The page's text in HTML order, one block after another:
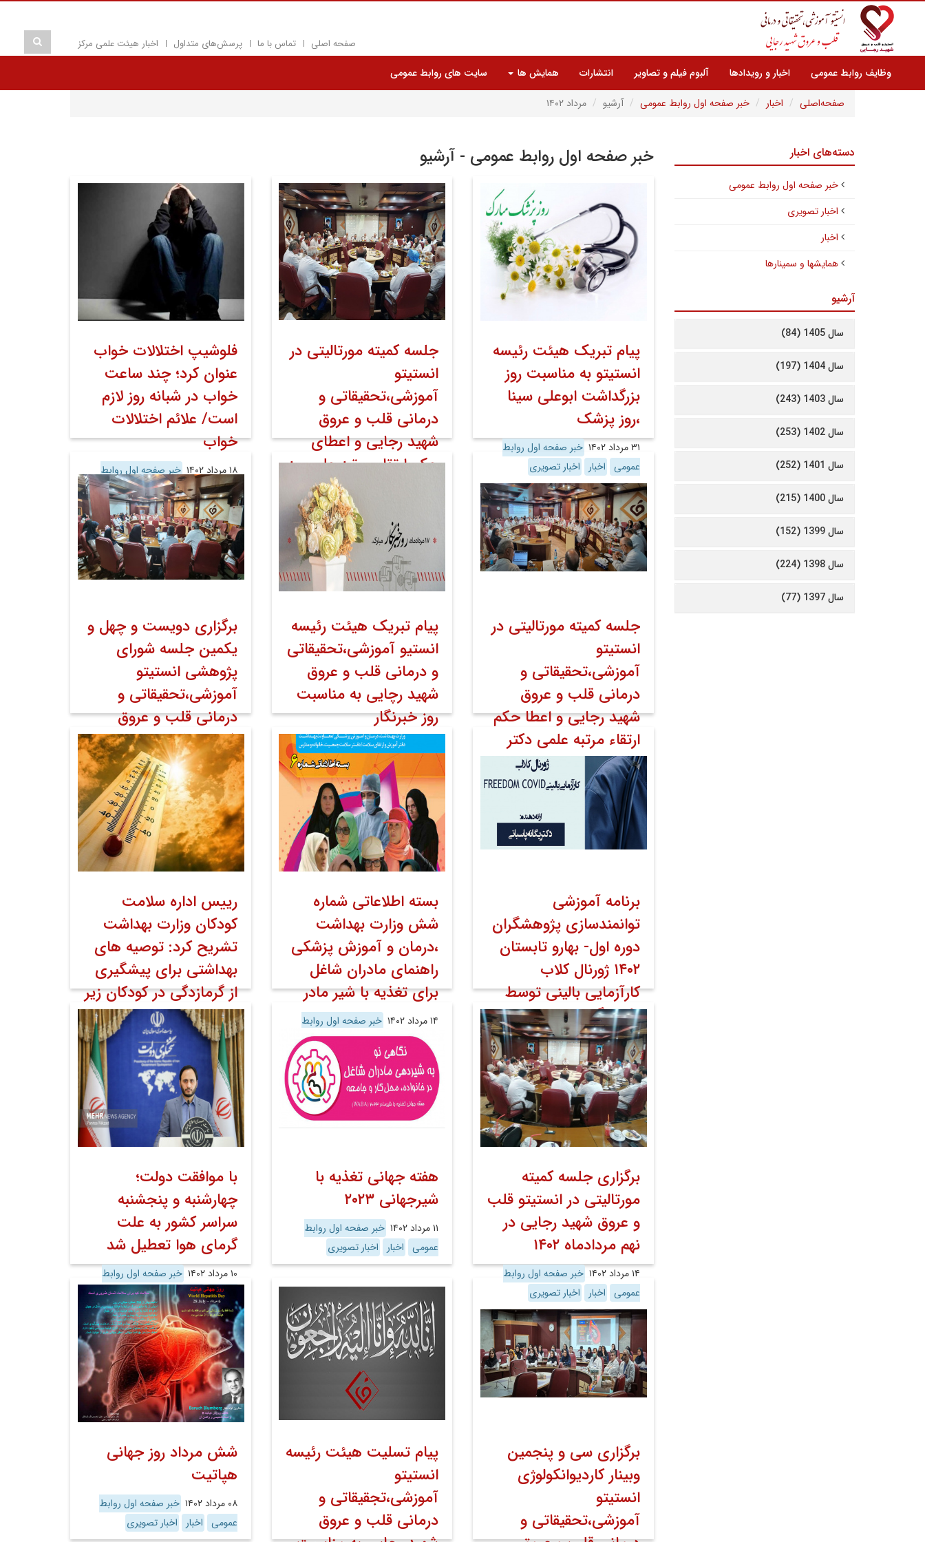
صفحه اصلی تماس با ما پرسش‌های متداول اخبار هیئت علمی مرکز
وظایف روابط عمومی اخبار و رویدادها آلبوم فیلم و تصاویر انتشارات همایش ها
سایت های روابط عمومی
صفحه‌اصلی
اخبار خبر صفحه اول روابط عمومی آرشیو مرداد ۱۴۰۲
خبر صفحه اول روابط عمومی - آرشیو
پیام تبریک هیئت رئیسه
انستیتو به مناسبت روز
بزرگداشت ابوعلی سینا
،روز پزشک
۳۱ مرداد ۱۴۰۲
خبر صفحه اول روابط
عمومی اخبار اخبار تصویری
جلسه کمیته مورتالیتی در
انستیتو
آموزشی،تحقیقاتی و
درمانی قلب و عروق
شهید رجایی و اعطای
حکم ارتقاء مرتبه علمی به
دکتر سید محمد دلیلی در
۳۰ مرداد ۱۴۰۲
خبر صفحه اول روابط
عمومی اخبار اخبار تصویری
فلوشیپ اختلالات خواب
عنوان کرد؛ چند ساعت
خواب در شبانه روز لازم
است/ علائم اختلالات
خواب
۱۸ مرداد ۱۴۰۲
خبر صفحه اول روابط
عمومی اخبار اخبار تصویری
جلسه کمیته مورتالیتی در
انستیتو
آموزشی،تحقیقاتی و
درمانی قلب و عروق
شهید رجایی و اعطا حکم
ارتقاء مرتبه علمی دکتر
ناصر هداوند در مورخ ۱۶
مردادماه ۱۴۰۲
۱۸ مرداد ۱۴۰۲
خبر صفحه اول روابط
عمومی اخبار اخبار تصویری
پیام تبریک هیئت رئیسه
انستیو آموزشی،تحقیقاتی
و درمانی قلب و عروق
شهید رچایی به مناسبت
روز خبرنگار
خبر صفحه اول روابط
عمومی
اخبار اخبار تصویری
برگزاری دویست­ و چهل و
یکمین جلسه شورای
پژوهشی انستیتو
آموزشی،تحقیقاتی و
درمانی قلب و عروق
شهید رجایی
۱۶ مرداد ۱۴۰۲
خبر صفحه اول روابط
عمومی اخبار اخبار تصویری
برنامه آموزشی
توانمندسازی پژوهشگران
دوره اول- بهارو تابستان
۱۴۰۲ ژورنال کلاب
کارآزمایی بالینی توسط
دکتر یگانه پاسبانی
۱۴ مرداد ۱۴۰۲
خبر صفحه اول روابط
عمومی اخبار اخبار تصویری
بسته اطلاعاتی شماره
شش وزارت بهداشت
،درمان و آموزش پزشکی
راهنمای مادران شاغل
برای تغذیه با شیر مادر
۱۴ مرداد ۱۴۰۲
خبر صفحه اول روابط
عمومی اخبار اخبار تصویری
رییس اداره سلامت
کودکان وزارت بهداشت
تشریح کرد: توصیه های
بهداشتی برای پیشگیری
از گرمازدگی در کودکان زیر
پنج سال
۱۴ مرداد ۱۴۰۲
خبر صفحه اول روابط
عمومی
اخبار اخبار تصویری
برگزاری جلسه کمیته
مورتالیتی در انستیتو قلب
و عروق شهید رجایی در
نهم مردادماه ۱۴۰۲
۱۴ مرداد ۱۴۰۲
خبر صفحه اول روابط
عمومی اخبار اخبار تصویری
هفته جهانی تغذیه با
شیرجهانی ۲۰۲۳
۱۱ مرداد ۱۴۰۲
خبر صفحه اول روابط
عمومی اخبار اخبار تصویری
با موافقت دولت؛
چهارشنبه و پنجشنبه
سراسر کشور به علت
گرمای هوا تعطیل شد
۱۰ مرداد ۱۴۰۲
خبر صفحه اول روابط
عمومی اخبار اخبار تصویری
برگزاری سى و پنجمین
وبینار کاردیوانکولوژی
انستیتو
آموزشی،تحقیقاتی و
پیام تسلیت هیئت رئیسه
انستیتو
آموزشی،تجقیقاتی و
درمانی قلب و عروق
شش مرداد روز جهانی
هپاتیت
۰۸ مرداد ۱۴۰۲
خبر صفحه اول روابط
عمومی اخبار اخبار تصویری
دسته‌های اخبار
خبر صفحه اول روابط عمومی
اخبار تصویری
اخبار
همایشها و سمینارها
آرشیو
سال 1405 (84)
سال 1404 (197)
سال 1403 (243)
سال 1402 (253)
سال 1401 (252)
سال 1400 (215)
سال 1399 (152)
سال 1398 (224)
سال 1397 (77)